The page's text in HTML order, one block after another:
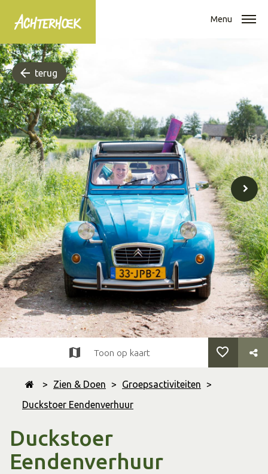
Menu
terug
> Zien & Doen > Groepsactiviteiten >
Duckstoer Eendenverhuur
Duckstoer
Eendenverhuur
Toon op kaart